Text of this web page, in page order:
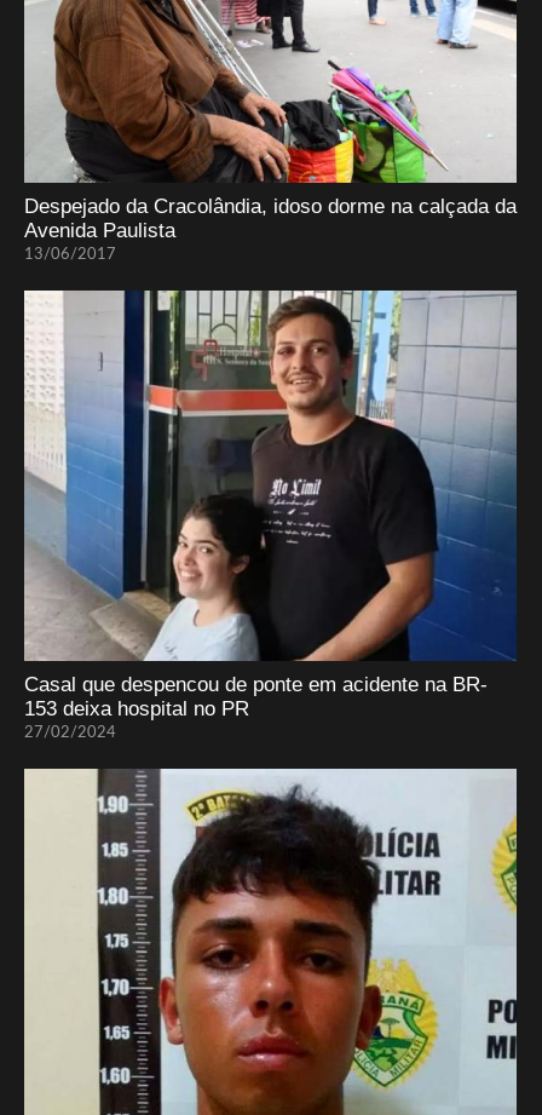
Despejado da Cracolândia, idoso dorme na calçada da
Avenida Paulista
13/06/2017
Casal que despencou de ponte em acidente na BR-
153 deixa hospital no PR
27/02/2024